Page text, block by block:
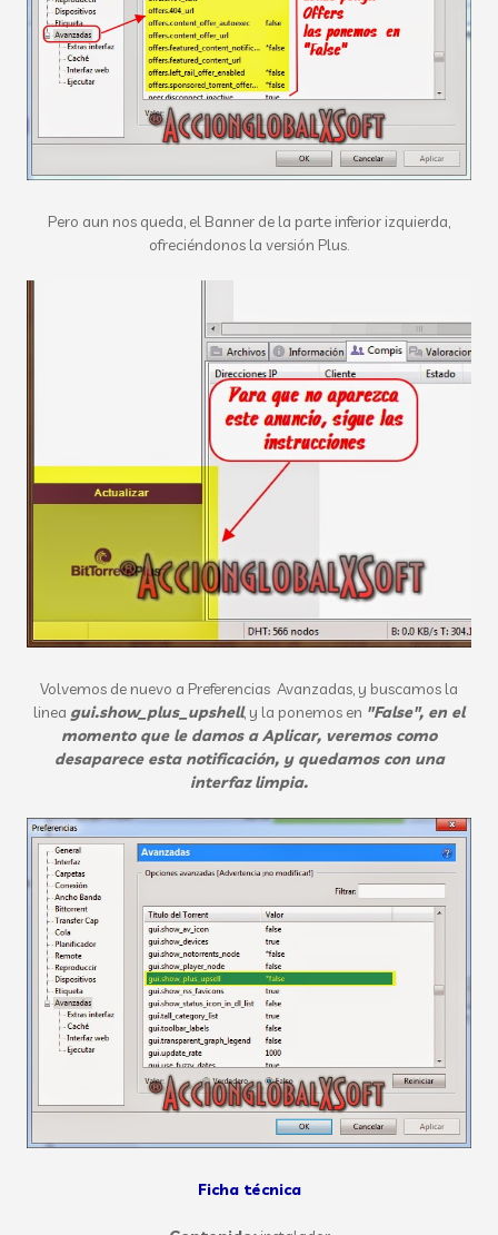
Pero aun nos queda, el Banner de la parte inferior izquierda,
ofreciéndonos la versión Plus.
Volvemos de nuevo a Preferencias Avanzadas, y buscamos la
linea gui.show_plus_upshell, y la ponemos en "False", en el
momento que le damos a Aplicar, veremos como
desaparece esta notificación, y quedamos con una
interfaz limpia.
Ficha técnica